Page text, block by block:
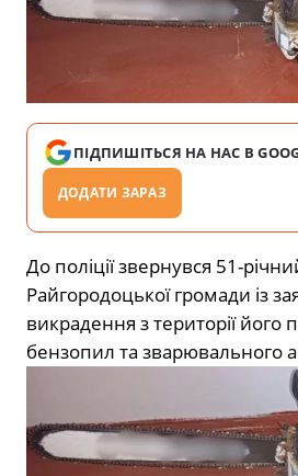
ПІДПИШІТЬСЯ НА НАС В
ДОДАТИ ЗАРАЗ
До поліції звернувся 51-
Райгородоцької громади із
викрадення з території його
бензопил та зварювального